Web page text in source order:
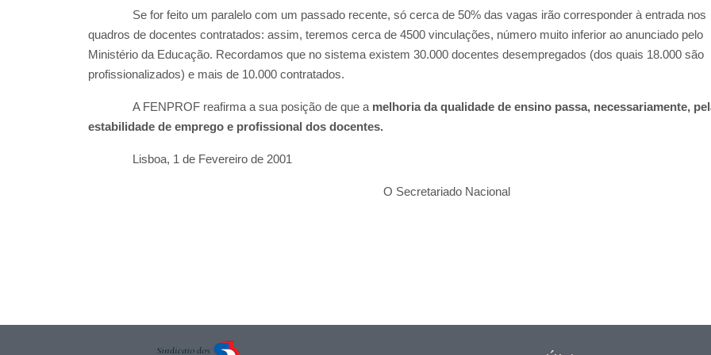
Se for feito um paralelo com um passado recente, só cerca de 50% das vagas irão corresponder à entrada nos
quadros de docentes contratados: assim, teremos cerca de 4500 vinculações, número muito inferior ao anunciado pelo
Ministério da Educação. Recordamos que no sistema existem 30.000 docentes desempregados (dos quais 18.000 são
profissionalizados) e mais de 10.000 contratados.
A FENPROF reafirma a sua posição de que a melhoria da qualidade de ensino passa, necessariamente,
estabilidade de emprego e profissional dos docentes.
Lisboa, 1 de Fevereiro de 2001
O Secretariado Nacional